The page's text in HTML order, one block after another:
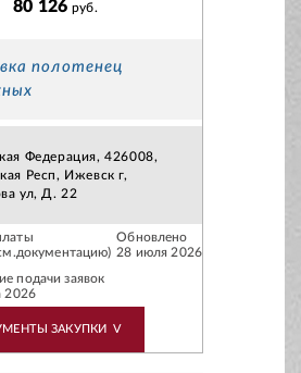
80 126руб.
полотенец
Федерация, 426008,
Респ, Ижевск г,
ул, Д. 22
Обновлено
28 июля 2026
подачи заявок
2026
ЗАКУПКИ V